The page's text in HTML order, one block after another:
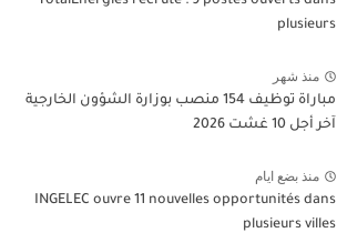
plusieurs
منذ شهر
مباراة توظيف 154 منصب بوزارة الشؤون الخارجية
آخر أجل 10 غشت 2026
منذ بضع ايام
INGELEC ouvre 11 nouvelles opportunités dans
plusieurs villes